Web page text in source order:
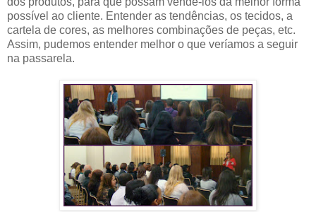
possível ao cliente. Entender as tendências, os tecidos, a
cartela de cores, as melhores combinações de peças, etc.
Assim, pudemos entender melhor o que veríamos a seguir
na passarela.